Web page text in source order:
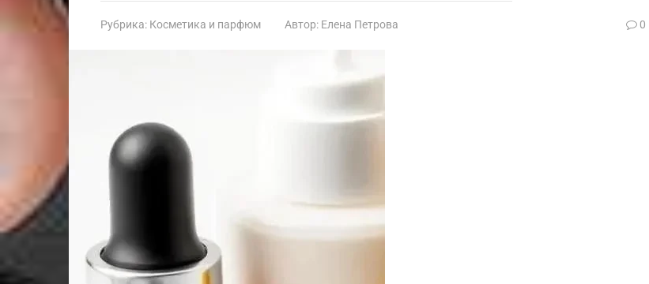
Рубрика: Косметика и парфюм Автор: Елена Петрова 0